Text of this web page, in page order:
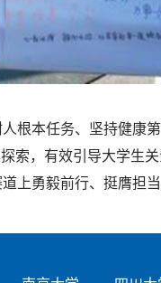
根本任务、坚持健康
索，有效引导大学生关
上勇毅前行、挺膺担当